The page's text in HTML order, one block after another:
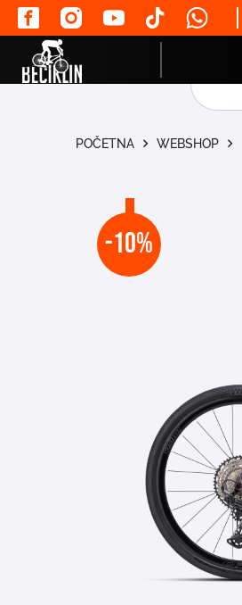
POČETNA WEBSHOP
-10%